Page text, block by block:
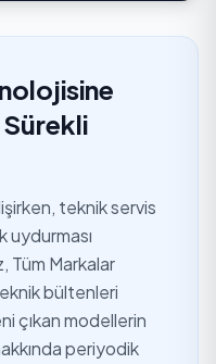
teknik servis
uydurması
Tüm Markalar
bültenleri
çıkan modellerin
periyodik